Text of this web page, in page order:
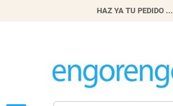
HAZ YA TU PEDIDO ...